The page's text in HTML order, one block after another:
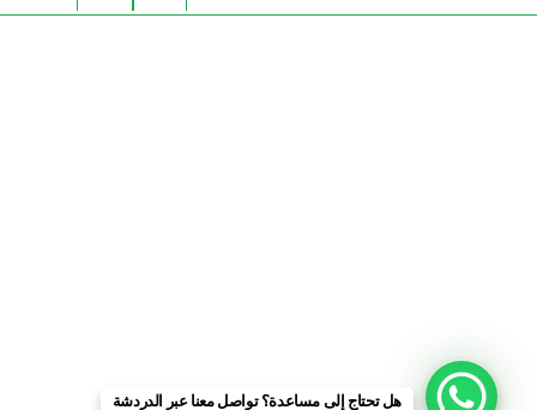
هل تحتاج إلى مساعدة؟ تواصل معنا عبر الدردشة